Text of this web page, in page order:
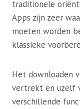
traditionele
Apps zijn zeer
moeten worden
klassieke
Het downloaden
vertrekt en uzelf
verschillende